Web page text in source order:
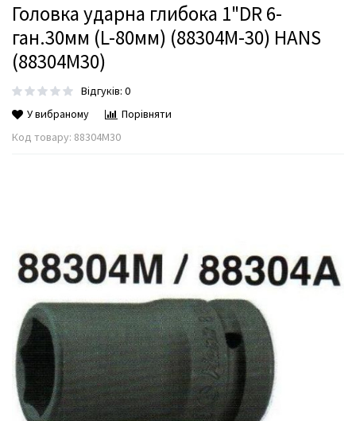
Головка ударна глибока 1"DR 6-
ган.30мм (L-80мм) (88304M-30) HANS
(88304М30)
Відгуків: 0
У вибраному
Порівняти
Код товару: 88304М30